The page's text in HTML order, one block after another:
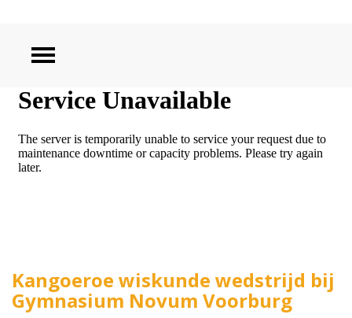
ZOEKEN
Kangoeroe wiskunde wedstrijd bij
Gymnasium Novum Voorburg